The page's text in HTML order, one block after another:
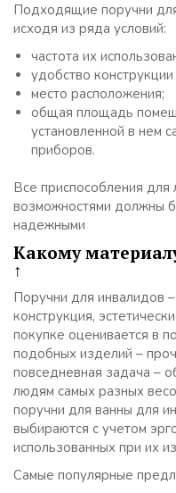
Подходящие поручни
исходя из ряда условий:
частота их
удобство
место расположения;
общая площадь
установленной в нем
приборов.
Все приспособления
возможностями должны
надежными
Какому
↑
Поручни для инвалидов
конструкция,
покупке оценивается в
подобных изделий –
повседневная задача –
людям самых разных
поручни для ванны для
выбираются с учетом
использованных при их
Самые популярные